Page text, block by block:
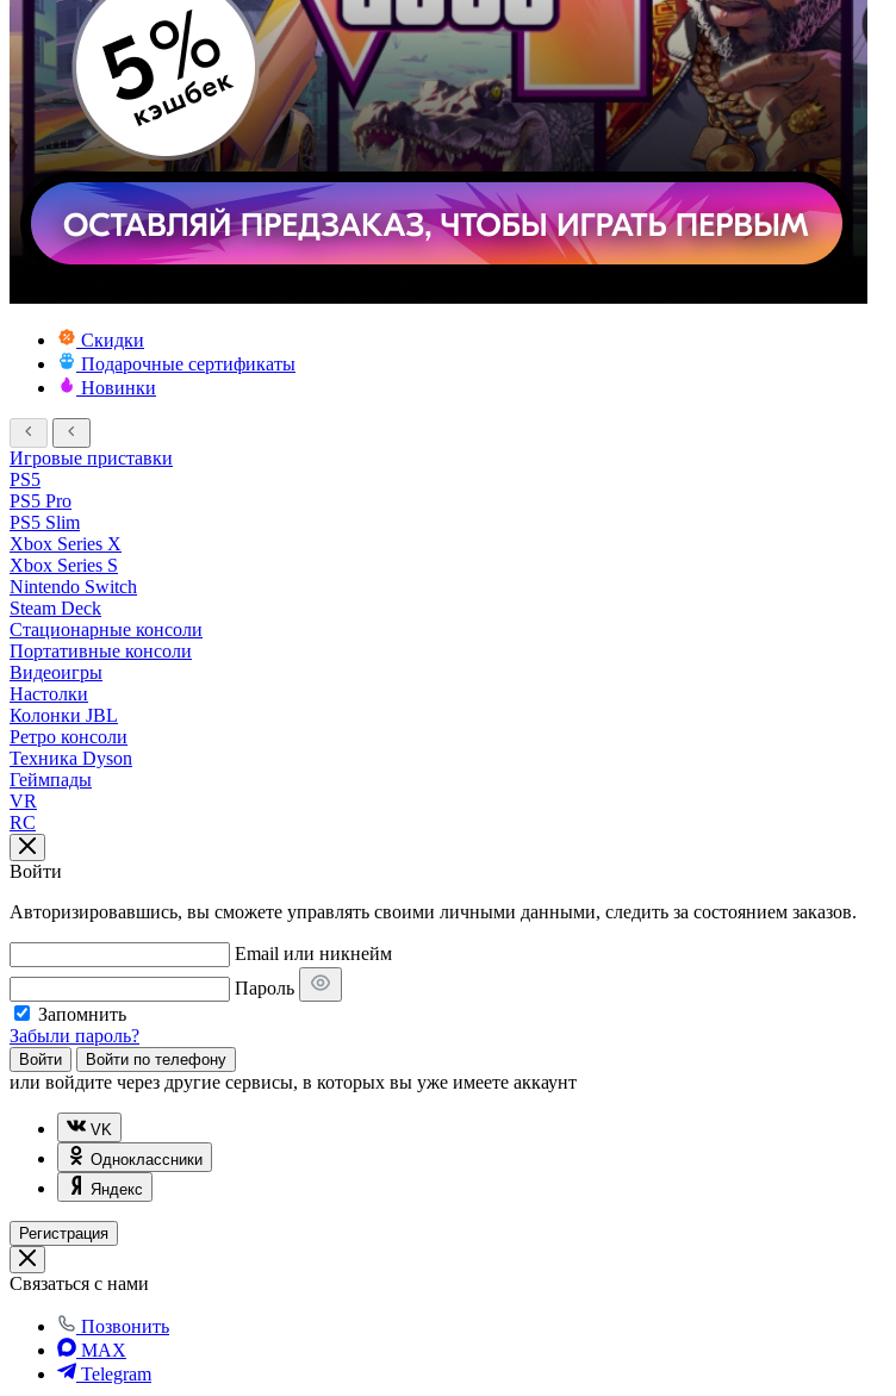
Скидки
Подарочные сертификаты
Новинки
Игровые приставки
PS5
PS5 Pro
PS5 Slim
Xbox Series X
Xbox Series S
Nintendo Switch
Steam Deck
Стационарные консоли
Портативные консоли
Видеоигры
Настолки
Колонки JBL
Ретро консоли
Техника Dyson
Геймпады
VR
RC
Войти
Авторизировавшись, вы сможете управлять своими личными данными, следить за состоянием заказов.
Email или никнейм
Пароль
Запомнить
Забыли пароль?
Войти Войти по телефону
или войдите через другие сервисы, в которых вы уже имеете аккаунт
VK
Одноклассники
Яндекс
Регистрация
Связаться с нами
Позвонить
MAX
Telegram